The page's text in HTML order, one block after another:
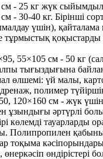
- 25 кг жүк
- 30-40 кг. Бірінші
үшін), қайталама
тұрмыстық
55×105 см - 50 кг
тығыздығына
өлшемі: үй малы,
полимер
120×160 см - жүк
ұзындығы әртүрлі
көлемді тауарларды
Полипропилен
тоқыма
өнеркәсiп өндiрiстерi